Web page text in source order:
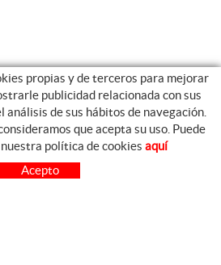
propias y de terceros para mejorar
publicidad relacionada con sus
de sus hábitos de navegación.
que acepta su uso. Puede
política de cookies aquí
Acepto